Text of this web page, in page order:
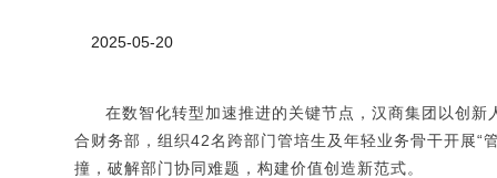
2025-05-20
在数智化转型加速推进的关键节点，汉商集团以创
合财务部，组织42名跨部门管培生及年轻业务骨干开展“
撞，破解部门协同难题，构建价值创造新范式。